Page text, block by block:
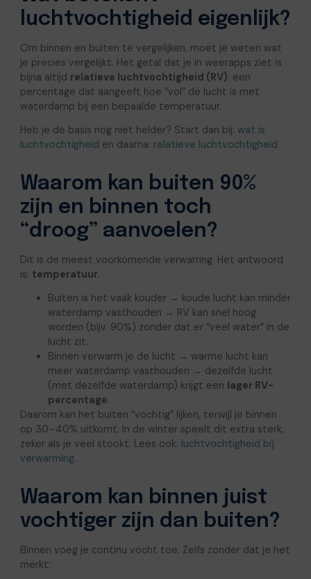
luchtvochtigheid eigenlijk?
Om binnen en buiten te vergelijken, moet je weten wat
je precies vergelijkt. Het getal dat je in weerapps ziet is
bijna altijd relatieve luchtvochtigheid (RV): een
percentage dat aangeeft hoe “vol” de lucht is met
waterdamp bij een bepaalde temperatuur.
Heb je de basis nog niet helder? Start dan bij: wat is
luchtvochtigheid en daarna: relatieve luchtvochtigheid
Waarom kan buiten 90%
zijn en binnen toch
“droog” aanvoelen?
Dit is de meest voorkomende verwarring. Het antwoord
is: temperatuur.
Buiten is het vaak kouder → koude lucht kan minder
waterdamp vasthouden → RV kan snel hoog
worden (bijv. 90%) zonder dat er “veel water” in de
lucht zit.
Binnen verwarm je de lucht → warme lucht kan
meer waterdamp vasthouden → dezelfde lucht
(met dezelfde waterdamp) krijgt een lager RV-
percentage.
Daarom kan het buiten “vochtig” lijken, terwijl je binnen
op 30–40% uitkomt. In de winter speelt dit extra sterk,
zeker als je veel stookt. Lees ook: luchtvochtigheid bij
verwarming.
Waarom kan binnen juist
vochtiger zijn dan buiten?
Binnen voeg je continu vocht toe. Zelfs zonder dat je het
merkt: